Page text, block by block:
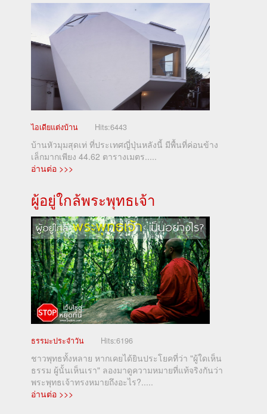
ไอเดียแต่งบ้าน Hits:6443
บ้านหัวมุมสุดเท่ ที่ประเทศญี่ปุ่นหลังนี้ มีพื้นที่ค่อนข้าง
เล็กมากเพียง 44.62 ตารางเมตร.....
อ่านต่อ >>>
ผู้อยู่ใกล้พระพุทธเจ้า
ธรรมะประจำวัน Hits:6196
ชาวพุทธทั้งหลาย หากเคยได้ยินประโยคที่ว่า "ผู้ใดเห็น
ธรรม ผู้นั้นเห็นเรา" ลองมาดูความหมายที่แท้จริงกันว่า
พระพุทธเจ้าทรงหมายถึงอะไร?.....
อ่านต่อ >>>